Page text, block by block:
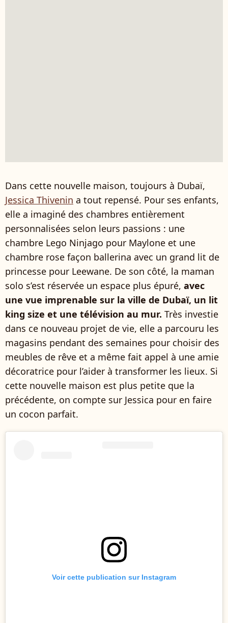
Dans cette nouvelle maison, toujours à Dubaï,
Jessica Thivenin a tout repensé. Pour ses enfants,
elle a imaginé des chambres entièrement
personnalisées selon leurs passions : une
chambre Lego Ninjago pour Maylone et une
chambre rose façon ballerina avec un grand lit de
princesse pour Leewane. De son côté, la maman
solo s’est réservée un espace plus épuré, avec
une vue imprenable sur la ville de Dubaï, un lit
king size et une télévision au mur. Très investie
dans ce nouveau projet de vie, elle a parcouru les
magasins pendant des semaines pour choisir des
meubles de rêve et a même fait appel à une amie
décoratrice pour l’aider à transformer les lieux. Si
cette nouvelle maison est plus petite que la
précédente, on compte sur Jessica pour en faire
un cocon parfait.
Voir cette publication sur Instagram